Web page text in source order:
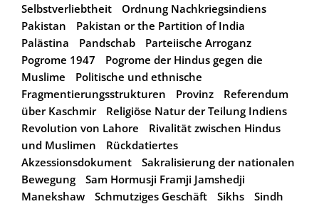
Selbstverliebtheit
Ordnung Nachkriegsindiens
Pakistan
Pakistan or the Partition of India
Palästina
Pandschab
Parteiische Arroganz
Pogrome 1947
Pogrome der Hindus gegen die
Muslime
Politische und ethnische
Fragmentierungsstrukturen
Provinz
Referendum
über Kaschmir
Religiöse Natur der Teilung Indiens
Revolution von Lahore
Rivalität zwischen Hindus
und Muslimen
Rückdatiertes
Akzessionsdokument
Sakralisierung der nationalen
Bewegung
Sam Hormusji Framji Jamshedji
Manekshaw
Schmutziges Geschäft Sikhs
Sindh